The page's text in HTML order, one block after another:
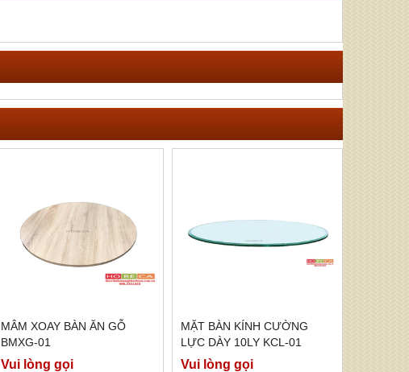
MÂM XOAY BÀN ĂN GỖ
BMXG-01
Vui lòng gọi
MẶT BÀN KÍNH CƯỜNG
LỰC DÀY 10LY KCL-01
Vui lòng gọi